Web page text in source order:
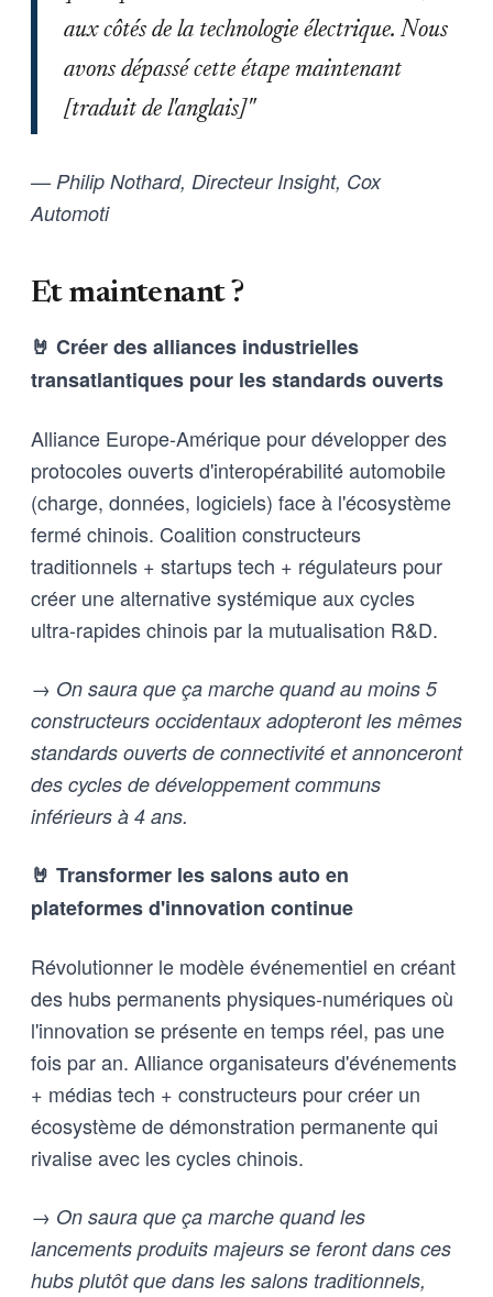
aux côtés de la technologie électrique. Nous
avons dépassé cette étape maintenant
[traduit de l'anglais]"
— Philip Nothard, Directeur Insight, Cox
Automoti
Et maintenant ?
🤘 Créer des alliances industrielles
transatlantiques pour les standards ouverts
Alliance Europe-Amérique pour développer des
protocoles ouverts d'interopérabilité automobile
(charge, données, logiciels) face à l'écosystème
fermé chinois. Coalition constructeurs
traditionnels + startups tech + régulateurs pour
créer une alternative systémique aux cycles
ultra-rapides chinois par la mutualisation R&D.
→ On saura que ça marche quand au moins 5
constructeurs occidentaux adopteront les mêmes
standards ouverts de connectivité et annonceront
des cycles de développement communs
inférieurs à 4 ans.
🤘 Transformer les salons auto en
plateformes d'innovation continue
Révolutionner le modèle événementiel en créant
des hubs permanents physiques-numériques où
l'innovation se présente en temps réel, pas une
fois par an. Alliance organisateurs d'événements
+ médias tech + constructeurs pour créer un
écosystème de démonstration permanente qui
rivalise avec les cycles chinois.
→ On saura que ça marche quand les
lancements produits majeurs se feront dans ces
hubs plutôt que dans les salons traditionnels,